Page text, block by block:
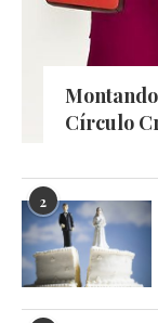
Círculo
2